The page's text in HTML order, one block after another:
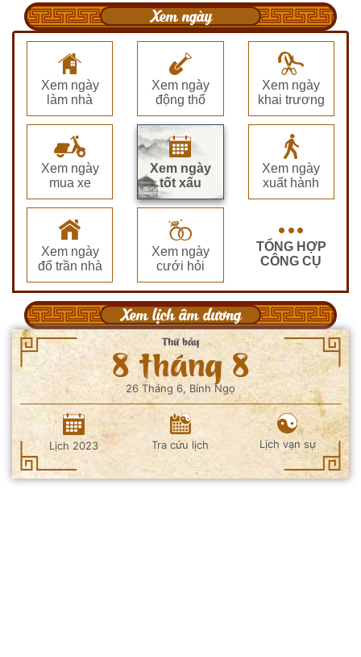
Xem ngày
Xem ngày
làm nhà
Xem ngày
động thổ
Xem ngày
khai trương
Xem ngày
mua xe
Xem ngày
tốt xấu
Xem ngày
xuất hành
Xem ngày
đổ trần nhà
Xem ngày
cưới hỏi
TỔNG HỢP
CÔNG CỤ
Xem lịch âm dương
Thứ bảy
8 tháng 8
26 Tháng 6, Bính Ngọ
Lịch 2023 Tra cứu lịch Lịch vạn sự